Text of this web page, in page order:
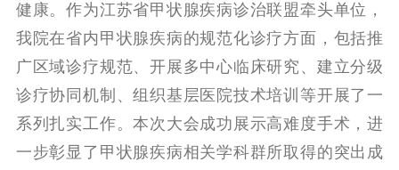
健康。作为江苏省甲状腺疾病诊治联盟牵头单位，
我院在省内甲状腺疾病的规范化诊疗方面，包括推
广区域诊疗规范、开展多中心临床研究、建立分级
诊疗协同机制、组织基层医院技术培训等开展了一
系列扎实工作。本次大会成功展示高难度手术，进
一步彰显了甲状腺疾病相关学科群所取得的突出成